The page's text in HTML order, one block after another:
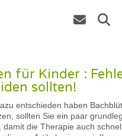
für Kinder :
sollten!
entschieden haben
sollten Sie ein paar
damit die Therapie auch